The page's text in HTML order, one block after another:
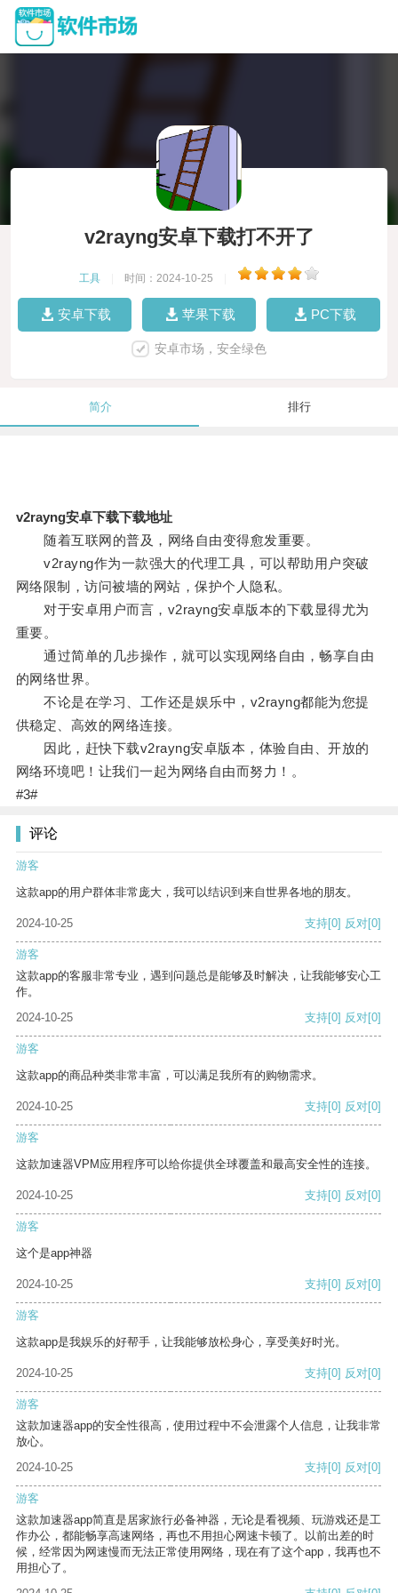
v2rayng安卓下载打不开了
工具 时间：2024-10-25
安卓下载 苹果下载 PC下载
安卓市场，安全绿色
简介 排行
v2rayng安卓下载下载地址
随着互联网的普及，网络自由变得愈发重要。
v2rayng作为一款强大的代理工具，可以帮助用户突破
网络限制，访问被墙的网站，保护个人隐私。
对于安卓用户而言，v2rayng安卓版本的下载显得尤为
重要。
通过简单的几步操作，就可以实现网络自由，畅享自由
的网络世界。
不论是在学习、工作还是娱乐中，v2rayng都能为您提
供稳定、高效的网络连接。
因此，赶快下载v2rayng安卓版本，体验自由、开放的
网络环境吧！让我们一起为网络自由而努力！。
#3#
评论
游客
这款app的用户群体非常庞大，我可以结识到来自世界各地的朋友。
2024-10-25 支持[0] 反对[0]
游客
这款app的客服非常专业，遇到问题总是能够及时解决，让我能够安心工
作。
2024-10-25
支持[0] 反对[0]
游客
这款app的商品种类非常丰富，可以满足我所有的购物需求。
2024-10-25 支持[0] 反对[0]
游客
这款加速器VPM应用程序可以给你提供全球覆盖和最高安全性的连接。
2024-10-25 支持[0] 反对[0]
游客
这个是app神器
2024-10-25 支持[0] 反对[0]
游客
这款app是我娱乐的好帮手，让我能够放松身心，享受美好时光。
2024-10-25 支持[0] 反对[0]
游客
这款加速器app的安全性很高，使用过程中不会泄露个人信息，让我非常
放心。
2024-10-25
支持[0] 反对[0]
游客
这款加速器app简直是居家旅行必备神器，无论是看视频、玩游戏还是工
作办公，都能畅享高速网络，再也不用担心网速卡顿了。以前出差的时
候，经常因为网速慢而无法正常使用网络，现在有了这个app，我再也不
用担心了。